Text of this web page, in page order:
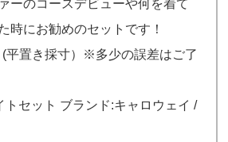
ーのコースデビューや何を着て
時にお勧めのセットです！
置き採寸）※多少の誤差はご了
トセット ブランド:キャロウェイ /